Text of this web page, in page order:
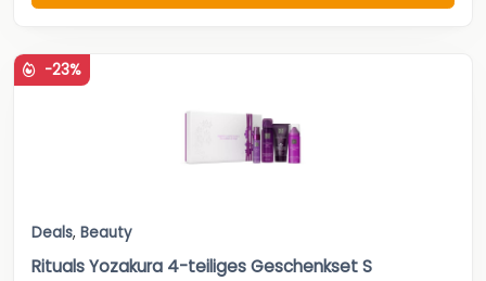
-23%
Deals, Beauty
Rituals Yozakura 4-teiliges Geschenkset S